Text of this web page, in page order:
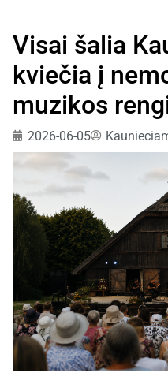
Visai šalia
kviečia į
muzikos
2026-06-05